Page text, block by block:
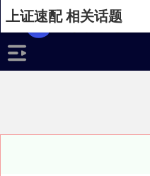
上证速配 相关话题